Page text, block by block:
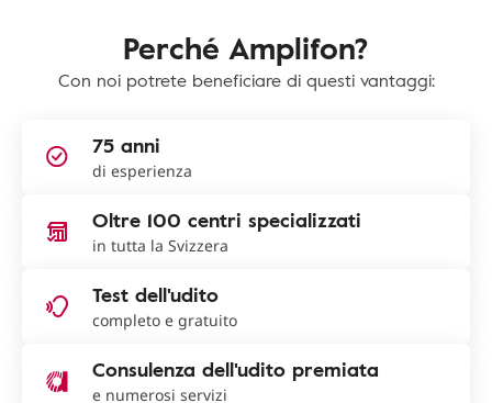
Perché Amplifon?
Con noi potrete beneficiare di questi vantaggi:
75 anni
di esperienza
Oltre 100 centri specializzati
in tutta la Svizzera
Test dell'udito
completo e gratuito
Consulenza dell'udito premiata
e numerosi servizi